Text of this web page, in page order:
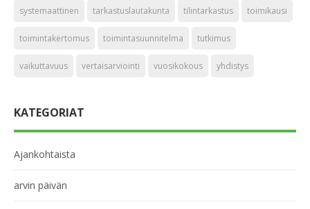
systemaattinen tarkastuslautakunta tilintarkastus toimikausi
toimintakertomus toimintasuunnitelma tutkimus
vaikuttavuus vertaisarviointi vuosikokous yhdistys
KATEGORIAT
Ajankohtaista
arvin päivän